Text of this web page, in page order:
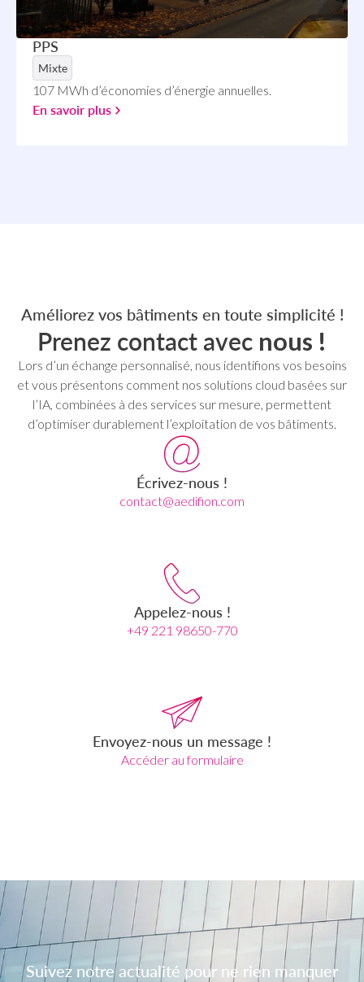
PPS
Mixte
107 MWh d’économies d’énergie annuelles.
En savoir plus
Améliorez vos bâtiments en toute simplicité !
Prenez contact avec nous !
Lors d’un échange personnalisé, nous identifions vos besoins
et vous présentons comment nos solutions cloud basées sur
l’IA, combinées à des services sur mesure, permettent
d’optimiser durablement l’exploitation de vos bâtiments.
Écrivez-nous !
contact@aedifion.com
Appelez-nous !
+49 221 98650-770
Envoyez-nous un message !
Accéder au formulaire
Suivez notre actualité pour ne rien manquer